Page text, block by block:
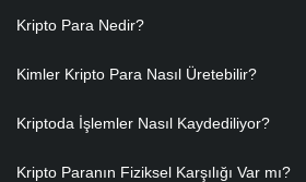
Kripto Para Nedir?
Kimler Kripto Para Nasıl Üretebilir?
Kriptoda İşlemler Nasıl Kaydediliyor?
Kripto Paranın Fiziksel Karşılığı Var mı?